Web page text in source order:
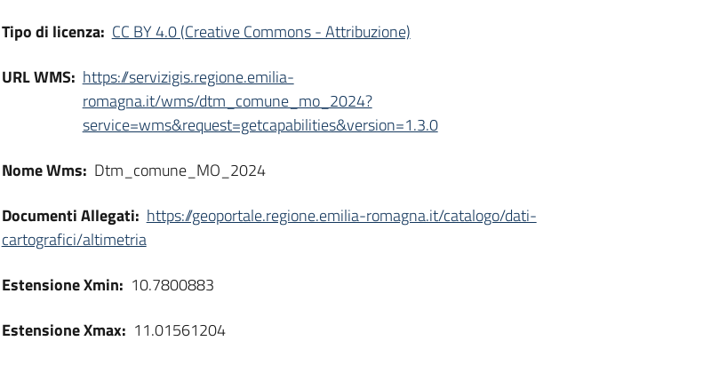
Tipo di licenza: CC BY 4.0 (Creative Commons - Attribuzione)
URL WMS: https://servizigis.regione.emilia-
romagna.it/wms/dtm_comune_mo_2024?
service=wms&request=getcapabilities&version=1.3.0
Nome Wms: Dtm_comune_MO_2024
Documenti Allegati: https://geoportale.regione.emilia-romagna.it/catalogo/dati-
cartografici/altimetria
Estensione Xmin: 10.7800883
Estensione Xmax: 11.01561204